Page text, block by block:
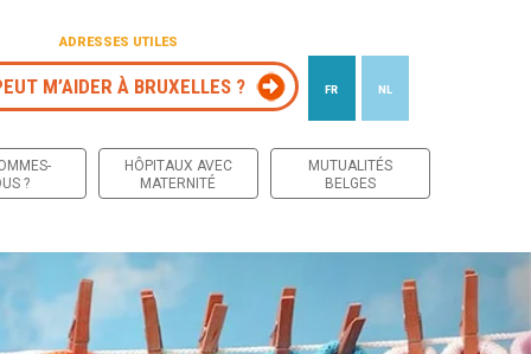
ADRESSES UTILES
M’AIDER À BRUXELLES ? FR NL
?
HÔPITAUX AVEC
MATERNITÉ
MUTUALITÉS
BELGES